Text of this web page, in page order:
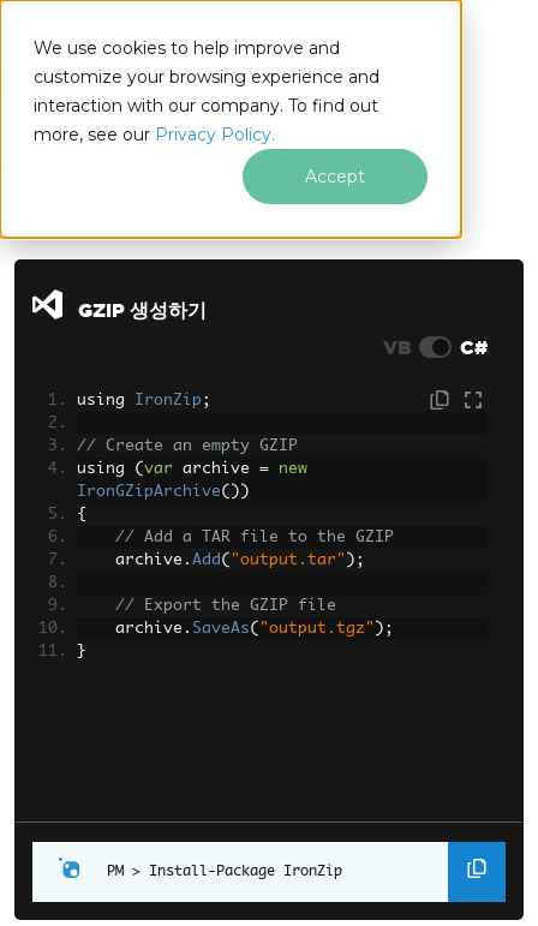
We use cookies to help improve and
customize your browsing experience and
interaction with our company. To find out
more, see our Privacy Policy.
Accept
.NET
GZIP 생성하기
VB
C#
using IronZip ;
// Create an empty GZIP
using ( var archive =
new
IronGZipArchive())
{
// Add a TAR file to the GZIP
    archive
. Add ( "output.tar" );
// Export the GZIP file
    archive
. SaveAs( "output.tgz" );
}
Install-Package IronZip